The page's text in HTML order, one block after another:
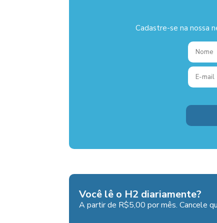
Cadastre-se na nossa
Você lê o H2 diariamente?
A partir de R$5,00 por mês. Cancele